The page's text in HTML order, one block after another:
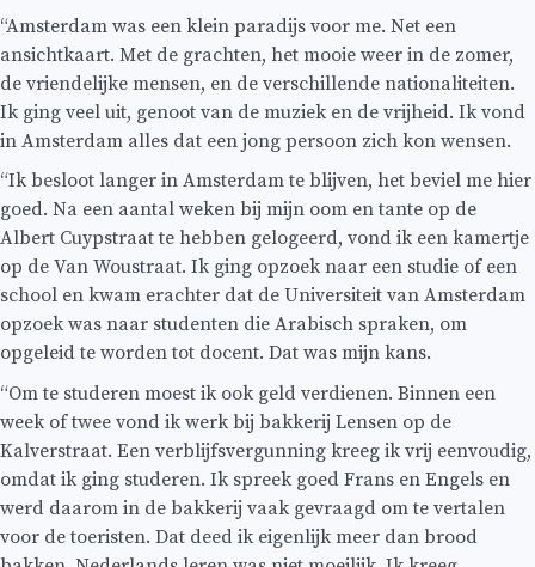
“Amsterdam was een klein paradijs voor me. Net een
ansichtkaart. Met de grachten, het mooie weer in de zomer,
de vriendelijke mensen, en de verschillende nationaliteiten.
Ik ging veel uit, genoot van de muziek en de vrijheid. Ik vond
in Amsterdam alles dat een jong persoon zich kon wensen.
“Ik besloot langer in Amsterdam te blijven, het beviel me hier
goed. Na een aantal weken bij mijn oom en tante op de
Albert Cuypstraat te hebben gelogeerd, vond ik een kamertje
op de Van Woustraat. Ik ging opzoek naar een studie of een
school en kwam erachter dat de Universiteit van Amsterdam
opzoek was naar studenten die Arabisch spraken, om
opgeleid te worden tot docent. Dat was mijn kans.
“Om te studeren moest ik ook geld verdienen. Binnen een
week of twee vond ik werk bij bakkerij Lensen op de
Kalverstraat. Een verblijfsvergunning kreeg ik vrij eenvoudig,
omdat ik ging studeren. Ik spreek goed Frans en Engels en
werd daarom in de bakkerij vaak gevraagd om te vertalen
voor de toeristen. Dat deed ik eigenlijk meer dan brood